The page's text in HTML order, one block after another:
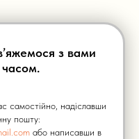
з вами
самостійно, надіславши
пошту:
або написавши в